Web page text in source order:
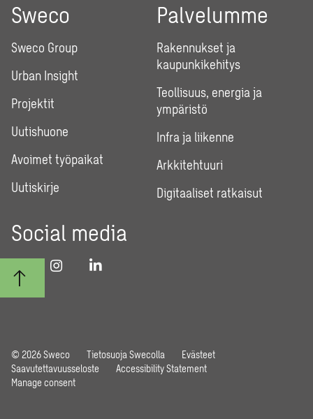
Sweco
Sweco Group
Urban Insight
Projektit
Uutishuone
Avoimet työpaikat
Uutiskirje
Palvelumme
Rakennukset ja
kaupunkikehitys
Teollisuus, energia ja
ympäristö
Infra ja liikenne
Arkkitehtuuri
Digitaaliset ratkaisut
Social media
© 2026 Sweco Tietosuoja Swecolla
Evästeet
Saavutettavuusseloste
Accessibility Statement
Manage consent